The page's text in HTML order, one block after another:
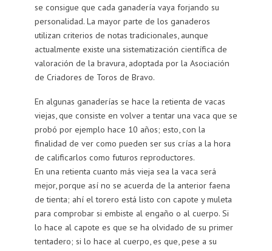
se consigue que cada ganadería vaya forjando su
personalidad. La mayor parte de los ganaderos
utilizan criterios de notas tradicionales, aunque
actualmente existe una sistematización científica de
valoración de la bravura, adoptada por la Asociación
de Criadores de Toros de Bravo.
En algunas ganaderías se hace la retienta de vacas
viejas, que consiste en volver a tentar una vaca que se
probó por ejemplo hace 10 años; esto, con la
finalidad de ver como pueden ser sus crías a la hora
de calificarlos como futuros reproductores.
En una retienta cuanto más vieja sea la vaca será
mejor, porque así no se acuerda de la anterior faena
de tienta; ahí el torero está listo con capote y muleta
para comprobar si embiste al engaño o al cuerpo. Si
lo hace al capote es que se ha olvidado de su primer
tentadero; si lo hace al cuerpo, es que, pese a su